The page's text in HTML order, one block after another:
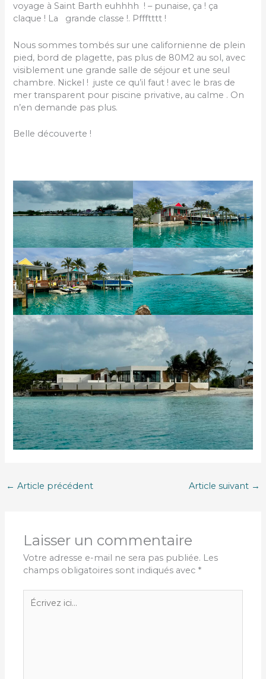
voyage à Saint Barth euhhhh ! – punaise, ça ! ça
claque ! La grande classe !. Pffftttt !
Nous sommes tombés sur une californienne de plein
pied, bord de plagette, pas plus de 80M2 au sol, avec
visiblement une grande salle de séjour et une seul
chambre. Nickel ! juste ce qu’il faut ! avec le bras de
mer transparent pour piscine privative, au calme . On
n’en demande pas plus.
Belle découverte !
← Article précédent Article suivant →
Laisser un commentaire
Votre adresse e-mail ne sera pas publiée. Les
champs obligatoires sont indiqués avec *
Écrivez
ici…